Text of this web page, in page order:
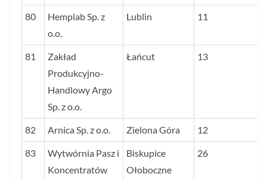
80
Hemplab Sp. z
o.o.
Lublin 11
81
Zakład
Produkcyjno-
Handlowy Argo
Sp. z o.o.
Łańcut 13
82 Arnica Sp. z o.o. Zielona Góra 12
83
Wytwórnia Pasz i
Koncentratów
Biskupice
Ołoboczne
26